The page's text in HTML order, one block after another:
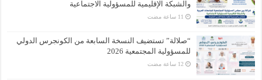
والشبكة الإقليمية للمسؤولية الاجتماعية
“صلالة” تستضيف النسخة السابعة من الكونجرس الدولي
للمسؤولية المجتمعية 2026